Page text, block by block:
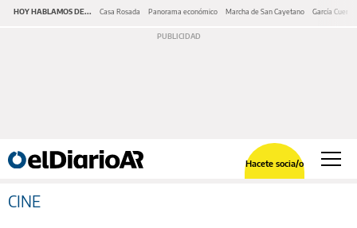
HOY HABLAMOS DE... Casa Rosada Panorama económico Marcha de San Cayetano García Cuerva
Hacete socia/o
CINE